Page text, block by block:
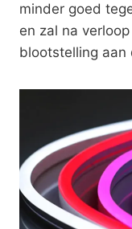
minder goed
en zal na
blootstelling aan